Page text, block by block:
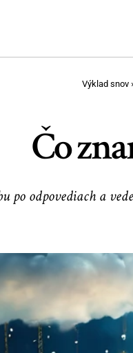
Výklad snov
Čo
po odpovediach a